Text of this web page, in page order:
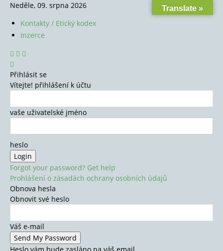
Neděle, 09. srpna 2026
Kontakty / Etický kodex
Inzerce
Přihlásit se
Vítejte! přihlášení k účtu
vaše uživatelské jméno
heslo
Forgot your password? Get help
Prohlášení o zásadách ochrany osobních údajů
Obnova hesla
Obnovit své heslo
Váš e-mail
Translate »